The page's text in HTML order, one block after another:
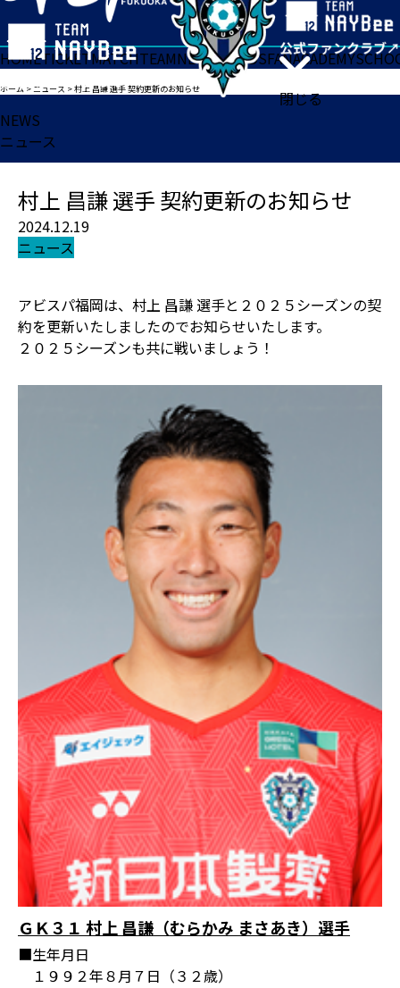
閉じる
HOMETICKETMATCHTEAMNEWSGOODSFANACADEMY
ホーム >ニュース >村上 昌謙 選手 契約更新のお知らせ
NEWS
ニュース
村上 昌謙 選手 契約更新のお知らせ
2024.12.19
ニュース
アビスパ福岡は、村上 昌謙 選手と２０２５シーズンの契
約を更新いたしましたのでお知らせいたします。
２０２５シーズンも共に戦いましょう！
ＧＫ３１ 村上 昌謙（むらかみ まさあき）選手
■生年月日
１９９２年８月７日（３２歳）